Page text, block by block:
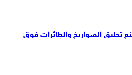
تحليق الصواريخ والطائرات فوق